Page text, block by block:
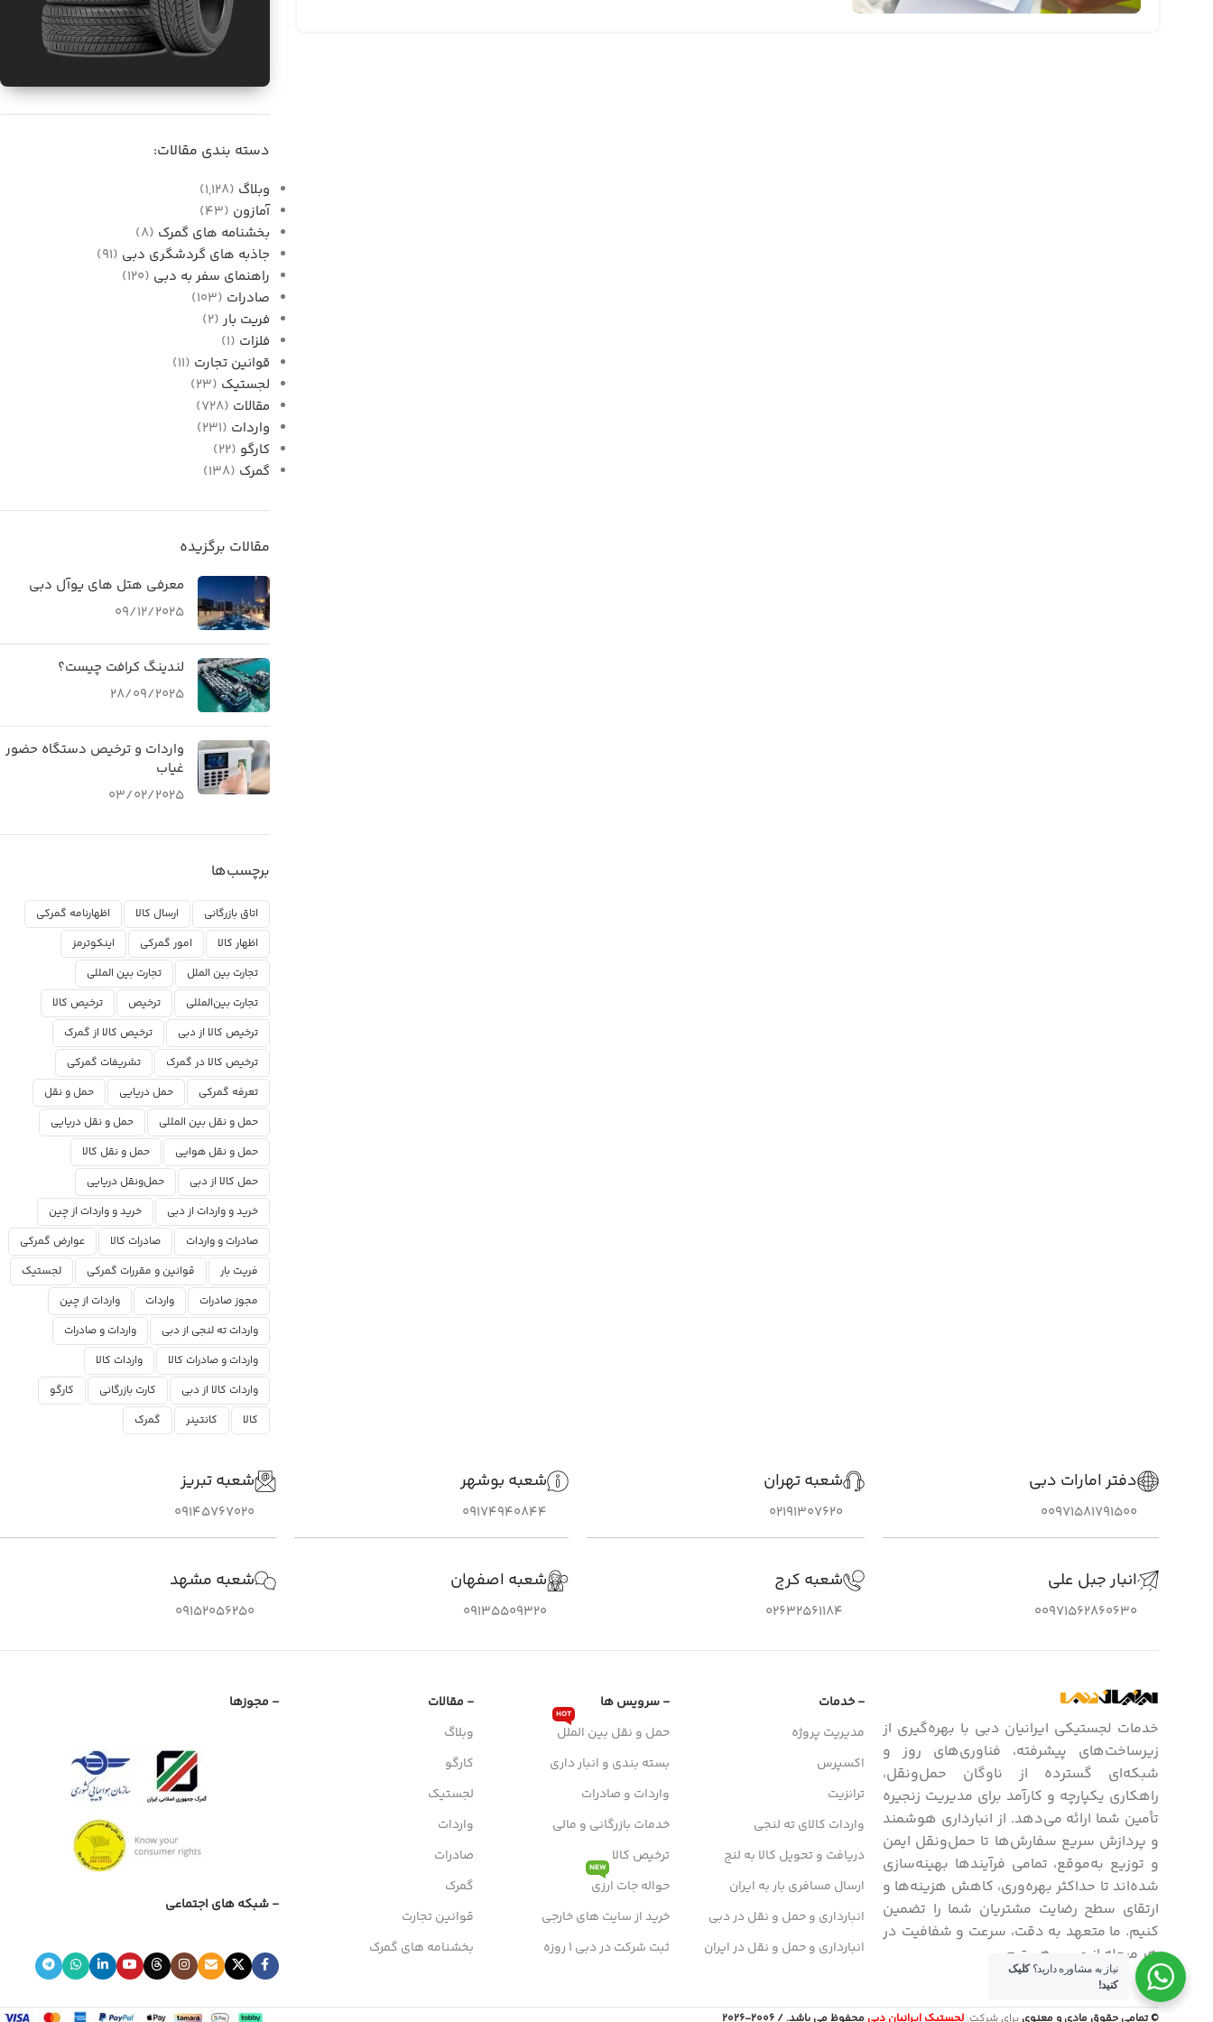
واردات قطعات خودرو از
دسته بندی مقالات:
وبلاگ (1,128)
آمازون (43)
بخشنامه های گمرک (8)
جاذبه های گردشگری دبی (91)
راهنمای سفر به دبی (120)
صادرات (103)
فریت بار (2)
فلزات (1)
قوانین تجارت (11)
لجستیک (23)
مقالات (728)
واردات (231)
کارگو (22)
گمرک (138)
مقالات برگزیده
معرفی هتل‌ های یوآل دبی
09/12/2025
لندینگ کرافت چیست؟
28/09/2025
واردات و ترخیص دستگاه حضور
غیاب
03/02/2025
برچسب‌ها
اتاق بازرگانی ارسال کالا
اظهارنامه گمرکی
اظهار کالا
امور گمرکی
اینکوترمز
تجارت بین الملل
تجارت بین المللی
تجارت بین‌المللی
ترخیص
ترخیص کالا
ترخیص کالا از دبی
ترخیص کالا از گمرک
ترخیص کالا در گمرک
تشریفات گمرکی
تعرفه گمرکی
حمل دریایی
حمل و نقل
حمل و نقل بین المللی
حمل و نقل دریایی
حمل و نقل هوایی
حمل و نقل کالا
حمل کالا از دبی
حمل‌ونقل دریایی
خرید و واردات از دبی
خرید و واردات از چین
صادرات و واردات
صادرات کالا
عوارض گمرکی
فریت بار
قوانین و مقررات گمرکی
لجستیک
مجوز صادرات
واردات
واردات از چین
واردات ته لنجی از دبی
واردات و صادرات
واردات و صادرات کالا
واردات کالا
واردات کالا از دبی
کارت بازرگانی
کارگو
کالا
کانتینر گمرک
دفتر امارات دبی
00971581791500
انبار جبل علی
00971562860630
شعبه تهران
02191307620
شعبه کرج
02632561184
شعبه بوشهر
09174940844
شعبه اصفهان
09135509320
شعبه تبریز
09145767020
شعبه مشهد
09152056250
خدمات لجستیکی ایرانیان دبی با بهره‌گیری از
زیرساخت‌های پیشرفته، فناوری‌های روز و
شبکه‌ای گسترده از ناوگان حمل‌ونقل،
راهکاری یکپارچه و کارآمد برای مدیریت زنجیره
تأمین شما ارائه می‌دهد. از انبارداری هوشمند
و پردازش سریع سفارش‌ها تا حمل‌ونقل ایمن
و توزیع به‌موقع، تمامی فرآیندها بهینه‌سازی
شده‌اند تا حداکثر بهره‌وری، کاهش هزینه‌ها و
ارتقای سطح رضایت مشتریان شما را تضمین
کنیم. ما متعهد به دقت، سرعت و شفافیت در
هر مرحله از مسیر هستیم.
- خدمات
مدیریت پروژه
اکسپرس
ترانزیت
واردات کالای ته لنجی
دریافت و تحویل کالا به لنج
ارسال مسافری بار به ایران
انبارداری و حمل و نقل در دبی
انبارداری و حمل و نقل در ایران
- سرویس ها
حمل و نقل بین الملل
HOT
بسته بندی و انبار داری
واردات و صادرات
خدمات بازرگانی و مالی
ترخیص کالا
حواله جات ارزی
NEW
خرید از سایت های خارجی
ثبت شرکت در دبی 1 روزه
- مقالات
وبلاگ
کارگو
لجستیک
واردات
صادرات
گمرک
قوانین تجارت
بخشنامه های گمرک
- مجوزها
- شبکه های اجتماعی
© تمامی حقوق مادی و معنوی برای شرکت: لجستیک ایرانیان دبی محفوظ می باشد. / 2006-2026
نیاز به مشاوره دارید؟کلیک
کنید!